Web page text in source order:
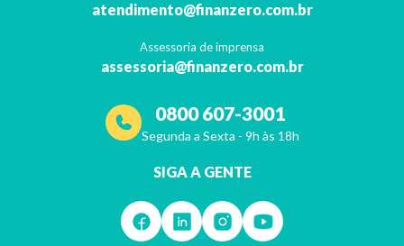
atendimento@finanzero.com.br
Assessoria de imprensa
assessoria@finanzero.com.br
0800 607-3001
Segunda a Sexta - 9h às 18h
SIGA A GENTE